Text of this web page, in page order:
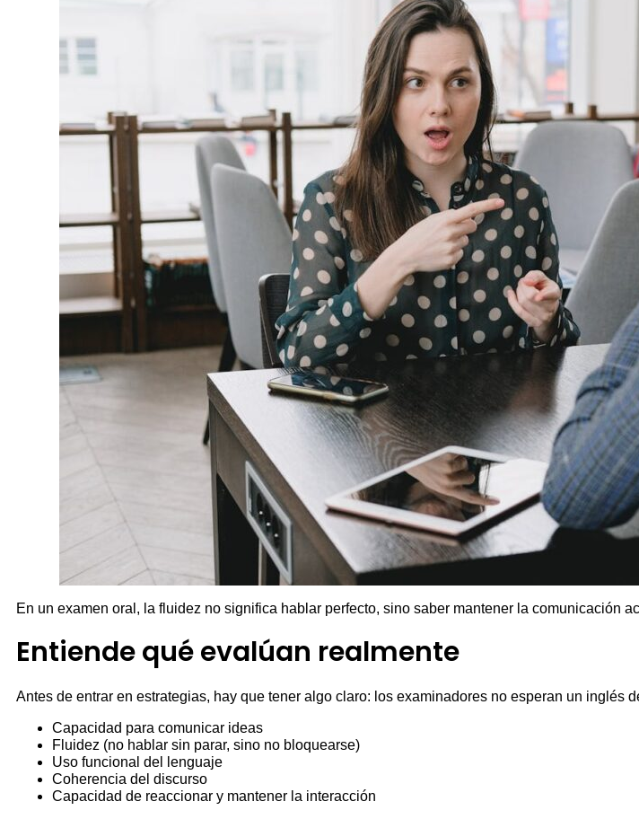
En un examen oral, la fluidez no significa hablar perfecto, sino saber mantener la comunicación
Entiende qué evalúan realmente
Antes de entrar en estrategias, hay que tener algo claro: los examinadores no esperan un inglés
Capacidad para comunicar ideas
Fluidez (no hablar sin parar, sino no bloquearse)
Uso funcional del lenguaje
Coherencia del discurso
Capacidad de reaccionar y mantener la interacción